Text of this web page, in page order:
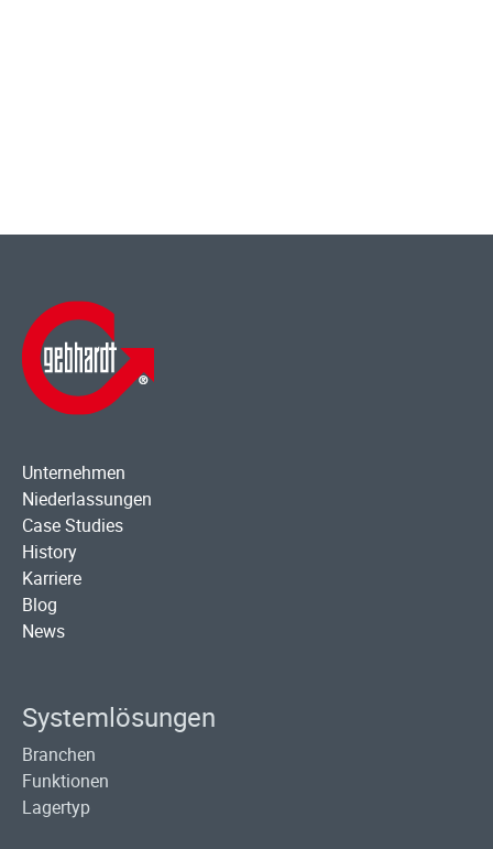
Unternehmen
Niederlassungen
Case Studies
History
Karriere
Blog
News
Systemlösungen
Branchen
Funktionen
Lagertyp